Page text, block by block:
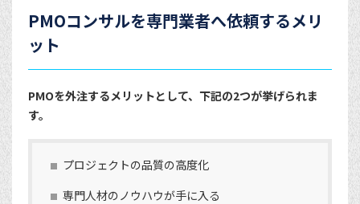
PMOコンサルを専門業者へ依頼するメリ
ット
PMOを外注するメリットとして、下記の2つが挙げられま
す。
プロジェクトの品質の高度化
専門人材のノウハウが手に入る